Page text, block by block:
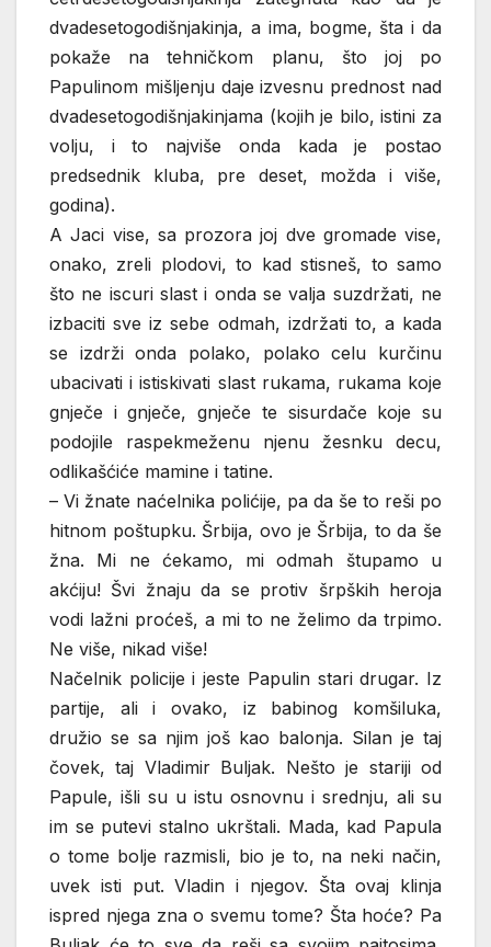
dvadesetogodišnjakinja, a ima, bogme, šta i da
pokaže na tehničkom planu, što joj po
Papulinom mišljenju daje izvesnu prednost nad
dvadesetogodišnjakinjama (kojih je bilo, istini za
volju, i to najviše onda kada je postao
predsednik kluba, pre deset, možda i više,
godina).
A Jaci vise, sa prozora joj dve gromade vise,
onako, zreli plodovi, to kad stisneš, to samo
što ne iscuri slast i onda se valja suzdržati, ne
izbaciti sve iz sebe odmah, izdržati to, a kada
se izdrži onda polako, polako celu kurčinu
ubacivati i istiskivati slast rukama, rukama koje
gnječe i gnječe, gnječe te sisurdače koje su
podojile raspekmeženu njenu žesnku decu,
odlikašćiće mamine i tatine.
– Vi žnate naćelnika polićije, pa da še to reši po
hitnom poštupku. Šrbija, ovo je Šrbija, to da še
žna. Mi ne ćekamo, mi odmah štupamo u
akćiju! Švi žnaju da se protiv šrpških heroja
vodi lažni proćeš, a mi to ne želimo da trpimo.
Ne više, nikad više!
Načelnik policije i jeste Papulin stari drugar. Iz
partije, ali i ovako, iz babinog komšiluka,
družio se sa njim još kao balonja. Silan je taj
čovek, taj Vladimir Buljak. Nešto je stariji od
Papule, išli su u istu osnovnu i srednju, ali su
im se putevi stalno ukrštali. Mada, kad Papula
o tome bolje razmisli, bio je to, na neki način,
uvek isti put. Vladin i njegov. Šta ovaj klinja
ispred njega zna o svemu tome? Šta hoće? Pa